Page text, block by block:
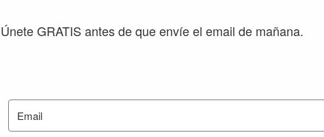
Únete GRATIS antes de que envíe el email de mañana.